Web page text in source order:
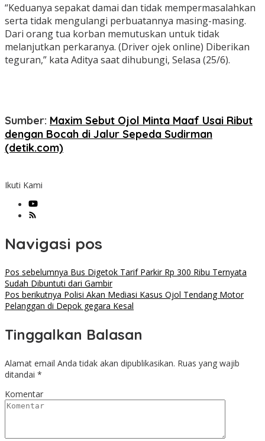
“Keduanya sepakat damai dan tidak mempermasalahkan
serta tidak mengulangi perbuatannya masing-masing.
Dari orang tua korban memutuskan untuk tidak
melanjutkan perkaranya. (Driver ojek online) Diberikan
teguran,” kata Aditya saat dihubungi, Selasa (25/6).
Sumber: Maxim Sebut Ojol Minta Maaf Usai Ribut
dengan Bocah di Jalur Sepeda Sudirman
(detik.com)
Ikuti Kami
Navigasi pos
Pos sebelumnya Bus Digetok Tarif Parkir Rp 300 Ribu Ternyata
Sudah Dibuntuti dari Gambir
Pos berikutnya Polisi Akan Mediasi Kasus Ojol Tendang Motor
Pelanggan di Depok gegara Kesal
Tinggalkan Balasan
Alamat email Anda tidak akan dipublikasikan. Ruas yang wajib
ditandai *
Komentar